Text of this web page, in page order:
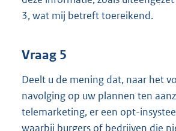
3, wat mij betreft toereikend.
Vraag 5
Deelt u de mening dat, naar het
navolging op uw plannen ten
telemarketing, er een opt-
waarbij burgers of bedrijven die